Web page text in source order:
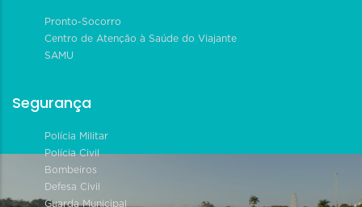
Pronto-Socorro
Centro de Atenção à Saúde do Viajante
SAMU
Segurança
Polícia Militar
Polícia Civil
Bombeiros
Defesa Civil
Guarda Municipal